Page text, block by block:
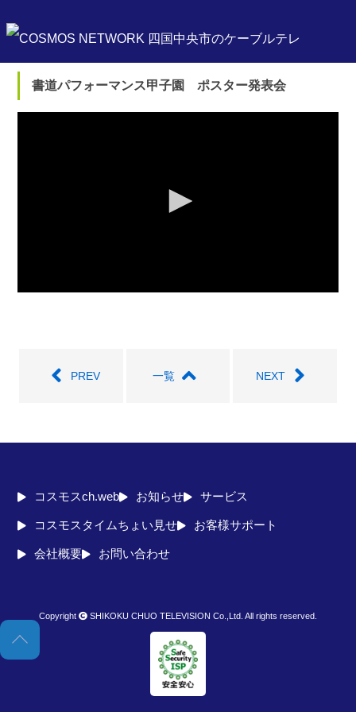
書道パフォーマンス甲子園 ポスター発表会
PREV 一覧 NEXT
コスモスch.web お知らせ サービス
コスモスタイムちょい見せ お客様サポート
会社概要 お問い合わせ
Copyright SHIKOKU CHUO TELEVISION Co.,Ltd. All rights reserved.